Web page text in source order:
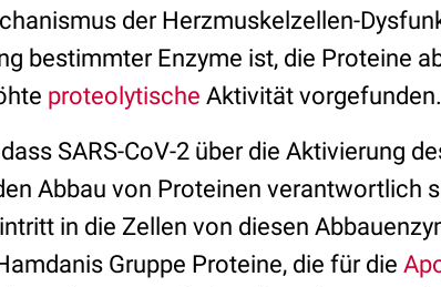
der Herzmuskelzellen-
bestimmter Enzyme ist, die Proteine
proteolytische Aktivität vorgefunden.
SARS-CoV-2 über die Aktivierung
Abbau von Proteinen verantwortlich
in die Zellen von diesen
Gruppe Proteine, die für die